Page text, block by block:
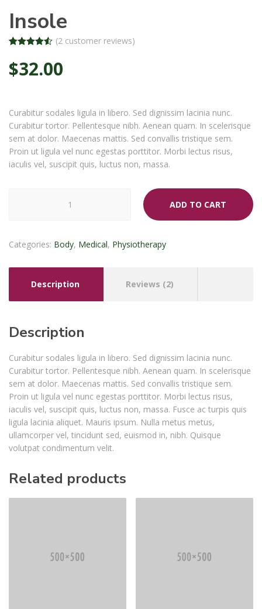
Insole
out of 5
based on
customer
(2customer reviews)
$32.00
Curabitur sodales ligula in libero. Sed dignissim lacinia nunc.
Curabitur tortor. Pellentesque nibh. Aenean quam. In scelerisque
sem at dolor. Maecenas mattis. Sed convallis tristique sem.
Proin ut ligula vel nunc egestas porttitor. Morbi lectus risus,
iaculis vel, suscipit quis, luctus non, massa.
ADD TO CART
Categories: Body, Medical, Physiotherapy
Description Reviews (2)
Description
Curabitur sodales ligula in libero. Sed dignissim lacinia nunc.
Curabitur tortor. Pellentesque nibh. Aenean quam. In scelerisque
sem at dolor. Maecenas mattis. Sed convallis tristique sem.
Proin ut ligula vel nunc egestas porttitor. Morbi lectus risus,
iaculis vel, suscipit quis, luctus non, massa. Fusce ac turpis quis
ligula lacinia aliquet. Mauris ipsum. Nulla metus metus,
ullamcorper vel, tincidunt sed, euismod in, nibh. Quisque
volutpat condimentum velit.
Related products